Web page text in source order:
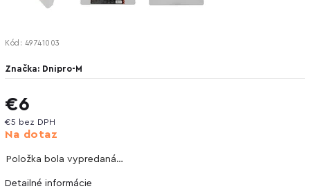
Kód: 49741003
Značka: Dnipro-M
€6
€5 bez DPH
Na dotaz
Položka bola vypredaná…
Detailné informácie